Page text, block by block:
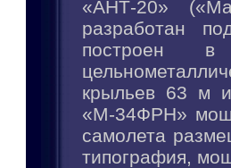
«АНТ-20»
разработан
построен
крыльев 63 м
«М-34ФРН»
самолета
типография,